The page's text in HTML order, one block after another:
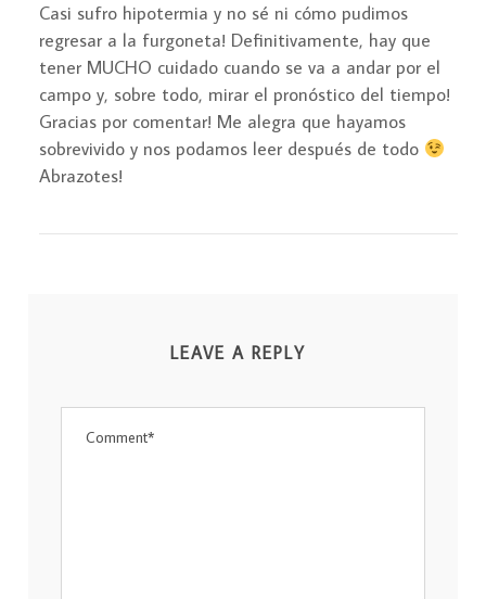
Casi sufro hipotermia y no sé ni cómo pudimos
regresar a la furgoneta! Definitivamente, hay que
tener MUCHO cuidado cuando se va a andar por el
campo y, sobre todo, mirar el pronóstico del tiempo!
Gracias por comentar! Me alegra que hayamos
sobrevivido y nos podamos leer después de todo
Abrazotes!
LEAVE A REPLY